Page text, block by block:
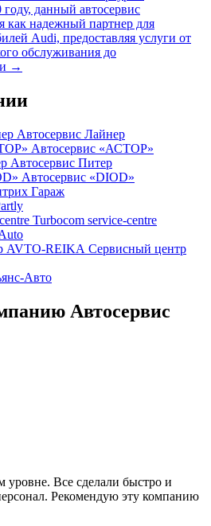
данный автосервис
как надежный партнер для
Audi, предоставляя услуги от
обслуживания до
→
Автосервис Лайнер
Автосервис «АСТОР»
Автосервис Питер
Автосервис «DIOD»
Гараж
Turbocom service-centre
Сервисный центр
Авто
Автосервис
Все сделали быстро и
Рекомендую эту компанию